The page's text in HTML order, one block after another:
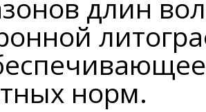
длин
норм.